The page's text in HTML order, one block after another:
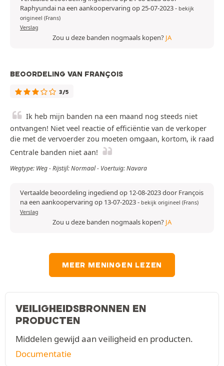
Raphyundai na een aankoopervaring op 25-07-2023- bekijk
origineel (Frans)
Verslag
Zou u deze banden nogmaals kopen? JA
BEOORDELING VAN FRANÇOIS
3/5
Ik heb mijn banden na een maand nog steeds niet
ontvangen! Niet veel reactie of efficiëntie van de verkoper
die met de vervoerder zou moeten omgaan, kortom, ik raad
Centrale banden niet aan!
Wegtype: Weg - Rijstijl: Normaal - Voertuig: Navara
Vertaalde beoordeling ingediend op 12-08-2023 door François
na een aankoopervaring op 13-07-2023- bekijk origineel (Frans)
Verslag
Zou u deze banden nogmaals kopen? JA
MEER MENINGEN LEZEN
VEILIGHEIDSBRONNEN EN
PRODUCTEN
Middelen gewijd aan veiligheid en producten.
Documentatie